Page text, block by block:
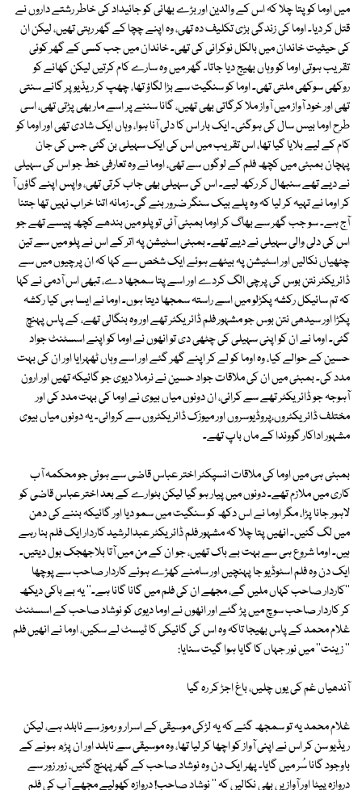
میں اوما کو پتا چلا کہ اس کے والدین اور بڑے بھائی کو جائیداد کی خاطر رشتے داروں نے
قتل کر دیا۔ اوما کی زندگی بڑی تکلیف دہ تھی، وہ اپنے چچا کے گھر رہتی تھیں، لیکن ان
کی حیثیت خاندان میں بالکل نوکرانی کی تھی۔ خاندان میں جب کسی کے گھر کوئی
تقریب ہوتی اوما کو وہاں بھیج دیا جاتا۔ گھر میں وہ سارے کام کرتیں لیکن کھانے کو
روکھی سوکھی ملتی تھی۔ اوما کو سنگیت سے بڑا لگاؤ تھا، چھپ کر ریڈیو پر گانے سنتی
تھی اور خود آواز میں آواز ملا کرگاتی بھی تھیں، گانا سننے پر اسے مار بھی پڑتی تھی، اسی
طرح اوما بیس سال کی ہوگئی۔ ایک بار اس کا دلی آنا ہوا، وہاں ایک شادی تھی اور اوما کو
کام کے لیے بلایا گیا تھا، اس تقریب میں اس کی ایک سہیلی بن گئی جس کی جان
پہچان بمبئی میں کچھ فلم کے لوگوں سے تھی، اوما نے وہ تعارفی خط جو اس کی سہیلی
نے دیے تھے سنبھال کر رکھ لیے۔ اس کی سہیلی بھی جاب کرتی تھی، واپس اپنے گاؤں آ
کر اوما نے تہیہ کر لیا کہ وہ پلے بیک سنگر ضرور بنے گی۔ زمانہ اتنا خراب نہیں تھا جتنا
آج ہے۔ سو جب گھر سے بھاگ کر اوما بمبئی آئی تو پلو میں بندھے کچھ پیسے تھے جو
اس کی دلی والی سہیلی نے دیے تھے۔ بمبئی اسٹیشن پہ اتر کے اس نے پلو میں سے تین
چٹھیاں نکالیں اور اسٹیشن پہ بیٹھے ہوئے ایک شخص سے کہا کہ ان پرچیوں میں سے
ڈائریکٹر نتن بوس کی پرچی الگ کردے اور اسے پتا سمجھا دے، تبھی اس آدمی نے کہا
کہ تم سائیکل رکشہ پکڑلو میں اسے راستہ سمجھا دیتا ہوں۔ اوما نے ایسا ہی کیا رکشہ
پکڑا اور سیدھی نتن بوس جو مشہور فلم ڈائریکٹر تھے اور وہ بنگالی تھے، کے پاس پہنچ
گئی۔ اوما نے ان کو اپنی سہیلی کی چٹھی دی تو انھوں نے اوما کو اپنے اسسٹنٹ جواد
حسین کے حوالے کیا، وہ اوما کو لے کر اپنے گھر گئے اور اسے وہاں ٹھہرایا اور ان کی بہت
مدد کی۔ بمبئی میں ان کی ملاقات جواد حسین نے نرملا دیوی جو گائیکہ تھیں اور ارون
آہوجہ جو ڈائریکٹر تھے سے کرائی، ان دونوں میاں بیوی نے اوما کی بہت مدد کی اور
مختلف ڈائریکٹروں،پروڈیوسروں اور میوزک ڈائریکٹروں سے کروائی۔ یہ دونوں میاں بیوی
مشہور اداکار گووندا کے ماں باپ تھے۔
بمبئی ہی میں اوما کی ملاقات انسپکٹر اختر عباس قاضی سے ہوئی جو محکمہ آب
کاری میں ملازم تھے۔ دونوں میں پیار ہو گیا لیکن بٹوارے کے بعد اختر عباس قاضی کو
لاہور جانا پڑا، مگر اوما نے اس دکھ کو سنگیت میں سمو دیا اور گائیکہ بننے کی دھن
میں لگ گئیں۔ انھیں پتا چلا کہ مشہور فلم ڈائریکٹر عبدالرشید کاردار ایک فلم بنا رہے
ہیں۔ اوما شروع ہی سے بہت بے باک تھیں، جو ان کے من میں آتا بلاجھجک بول دیتیں۔
ایک دن وہ فلم اسٹوڈیو جا پہنچیں اور سامنے کھڑے ہوئے کاردار صاحب سے پوچھا
’’کاردار صاحب کہاں ملیں گے، مجھے ان کی فلم میں گانا گانا ہے۔‘‘ یہ بے باکی دیکھ
کر کاردار صاحب سوچ میں پڑ گئے اور انھوں نے اوما دیوی کو نوشاد صاحب کے اسسٹنٹ
غلام محمد کے پاس بھیجا تاکہ وہ اس کی گائیکی کا ٹیسٹ لے سکیں، اوما نے انھیں فلم
’’ زینت‘‘ میں نور جہاں کا گایا ہوا گیت سنایا:
آندھیاں غم کی یوں چلیں، باغ اجڑ کر رہ گیا
غلام محمد یہ تو سمجھ گئے کہ یہ لڑکی موسیقی کے اسرار و رموز سے نابلد ہے، لیکن
ریڈیو سن کر اس نے اپنی آواز کو اچھا کر لیا تھا، وہ موسیقی سے نابلد اور ان پڑھ ہونے کے
باوجود گانا سُر میں گایا۔ پھر ایک دن وہ نوشاد صاحب کے گھر پہنچ گئیں، زور زور سے
دروازہ پیٹا اور آوازیں بھی نکالیں کہ ’’ نوشاد صاحب! دروازہ کھولیے مجھے آپ کی فلم